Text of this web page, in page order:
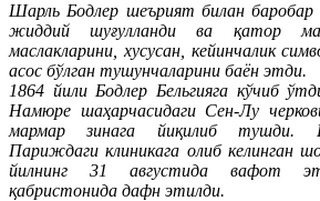
Шарль Бодлер шеърият билан баробар
жиддий шуғулланди ва қатор
маслакларини, хусусан, кейинчалик
асос бўлган тушунчаларини баён этди.
1864 йили Бодлер Бельгияга кўчиб
Намюре шаҳарчасидаги Сен-Лу
мармар зинага йиқилиб тушди.
Париждаги клиникага олиб келинган
йилнинг 31 августида вафот
қабристонида дафн этилди.